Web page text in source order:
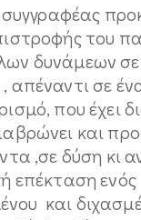
του
δυνάμεων σε
απέναντι σε
που έχει
και
,σε δύση κι
επέκταση ενός
και